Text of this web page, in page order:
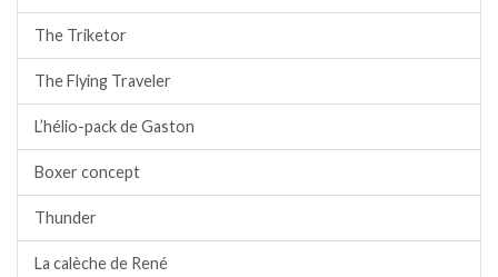
The Triketor
The Flying Traveler
L’hélio-pack de Gaston
Boxer concept
Thunder
La calèche de René